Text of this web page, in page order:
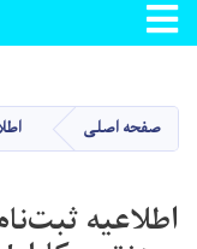
navigation
صفحه اصلی
اطلاعیه